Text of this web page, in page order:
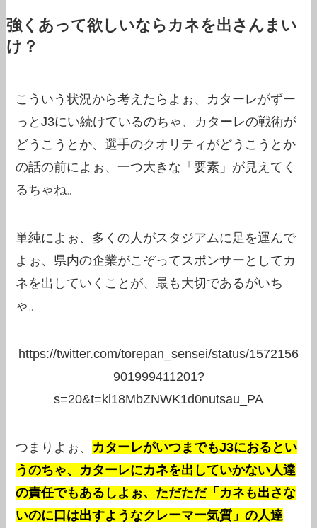
強くあって欲しいならカネを出さんまい
け？
こういう状況から考えたらよぉ、カターレがずー
っとJ3にい続けているのちゃ、カターレの戦術が
どうこうとか、選手のクオリティがどうこうとか
の話の前によぉ、一つ大きな「要素」が見えてく
るちゃね。
単純によぉ、多くの人がスタジアムに足を運んで
よぉ、県内の企業がこぞってスポンサーとしてカ
ネを出していくことが、最も大切であるがいち
ゃ。
https://twitter.com/torepan_sensei/status/1572156
901999411201?
s=20&t=kl18MbZNWK1d0nutsau_PA
つまりよぉ、 カターレがいつまでもJ3におるとい
うのちゃ、カターレにカネを出していかない人達
の責任でもあるしよぉ、ただただ「カネも出さな
いのに口は出すようなクレーマー気質」の人達